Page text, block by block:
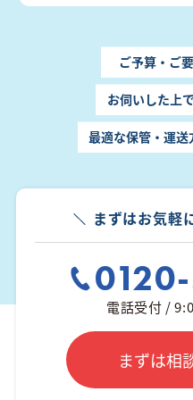
ご予算・ご
お伺いした上
最適な保管・運送
まずはお気軽
電話受付 /
まずは相